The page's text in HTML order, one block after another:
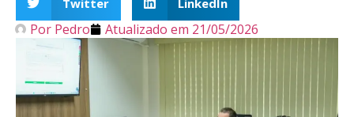
Por Pedro Atualizado em 21/05/2026